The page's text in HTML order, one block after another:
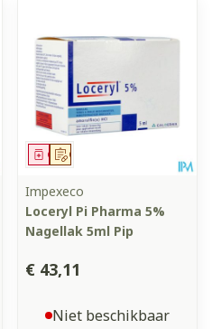
Op voorschrift
Geneesmiddel
Impexeco
Loceryl Pi Pharma 5%
Nagellak 5ml Pip
€ 43,11
Niet beschikbaar